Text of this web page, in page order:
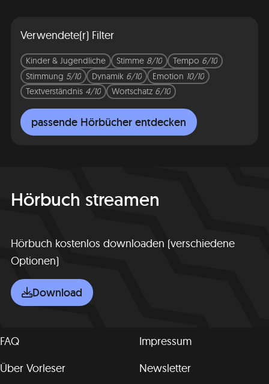
Verwendete(r) Filter
Kinder & Jugendliche Stimme 8/10 Tempo 6/10
Stimmung 5/10 Dynamik 6/10 Emotion 10/10
Textverständnis 4/10 Wortschatz 6/10
passende Hörbücher entdecken
Hörbuch streamen
Hörbuch kostenlos downloaden (verschiedene
Optionen)
Download
FAQ
Über Vorleser
Impressum
Newsletter